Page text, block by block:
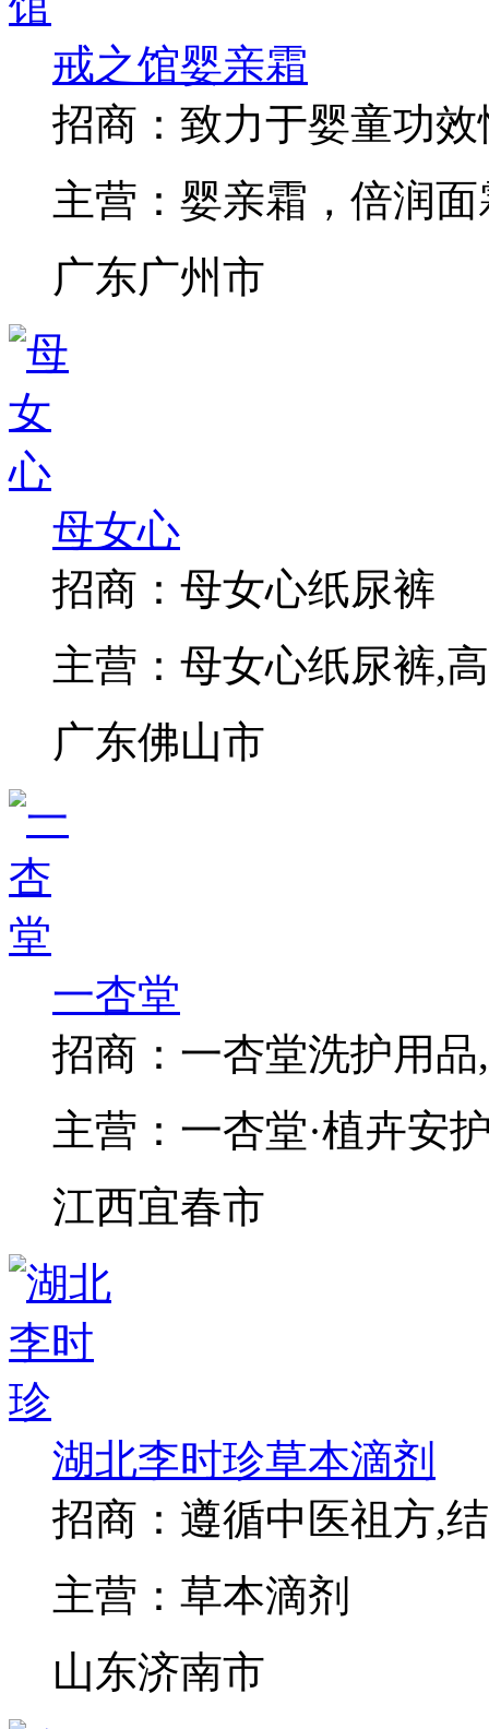
戒之馆婴亲霜
招商： 致力于婴童功
主营： 婴亲霜，倍润
广东广州市
母女心
招商： 母女心纸尿裤
主营： 母女心纸尿裤,
广东佛山市
一杏堂
招商： 一杏堂洗护用
主营： 一杏堂·植卉安
江西宜春市
湖北李时珍草本滴剂
招商： 遵循中医祖方,
主营： 草本滴剂
山东济南市